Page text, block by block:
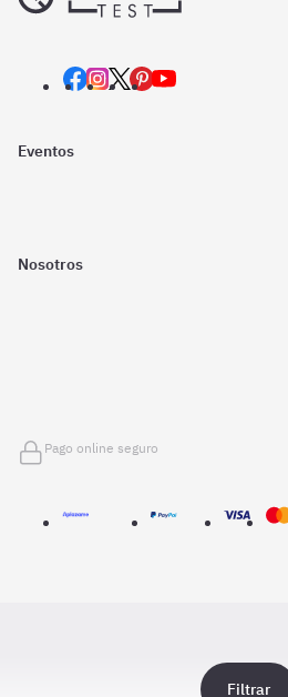
Filtrar
Eventos
Nosotros
Pago online seguro